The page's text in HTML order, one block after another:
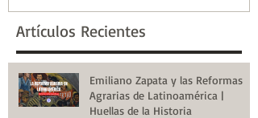
Artículos Recientes
Emiliano Zapata y las Reformas
Agrarias de Latinoamérica |
Huellas de la Historia